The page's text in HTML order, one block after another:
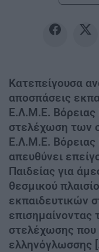
Κατεπείγουσα
αποσπάσεις
Ε.Λ.Μ.Ε. Βόρειας
στελέχωση των
Ε.Λ.Μ.Ε. Βόρειας
απευθύνει
Παιδείας για
θεσμικού
εκπαιδευτικών
στελέχωσης που
ελληνόγλωσσης